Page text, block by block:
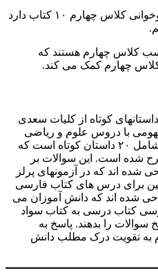
انتشارات دبستانک برای تقویت روخوانی کلاس چهارم ۱۰ کتاب دارد
کلاس چهارم هستند که
کلاس چهارم کمک می کند.
کوتاه از کلیات سعدی
با دروس علوم و ریاضی
کلاس چهارم نیز دارند. این کتاب شامل ۲۰ داستان کوتاه است که
شده است. این سوالات بر
شده اند که در آزمونهای پرلز
برای درس های کتاب فارسی
شده اند که دانش آموزان می
کتاب درسی به کتاب سواد
سوالات را بدهند. پاسخ به
به تقویت درک مطلب دانش